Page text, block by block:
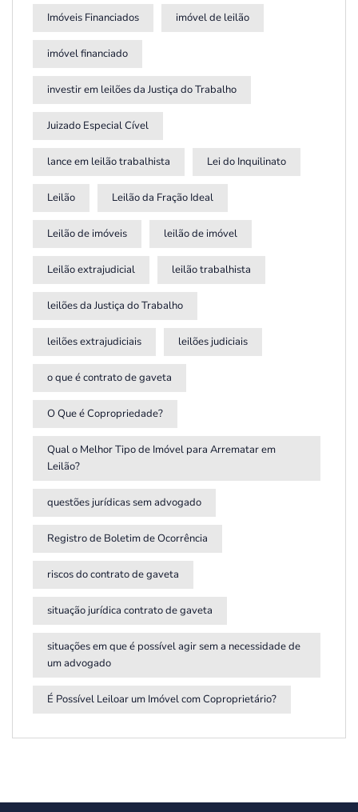
Imóveis Financiados imóvel de leilão
imóvel financiado
investir em leilões da Justiça do Trabalho
Juizado Especial Cível
lance em leilão trabalhista Lei do Inquilinato
Leilão Leilão da Fração Ideal
Leilão de imóveis leilão de imóvel
Leilão extrajudicial leilão trabalhista
leilões da Justiça do Trabalho
leilões extrajudiciais leilões judiciais
o que é contrato de gaveta
O Que é Copropriedade?
Qual o Melhor Tipo de Imóvel para Arrematar em
Leilão?
questões jurídicas sem advogado
Registro de Boletim de Ocorrência
riscos do contrato de gaveta
situação jurídica contrato de gaveta
situações em que é possível agir sem a necessidade de
um advogado
É Possível Leiloar um Imóvel com Coproprietário?